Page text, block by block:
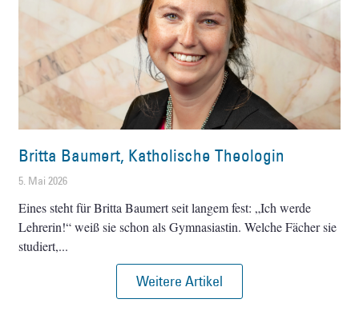
Britta Baumert, Katholische Theologin
5. Mai 2026
Eines steht für Britta Baumert seit langem fest: „Ich werde
Lehrerin!“ weiß sie schon als Gymnasiastin. Welche Fächer sie
studiert,
Weitere Artikel